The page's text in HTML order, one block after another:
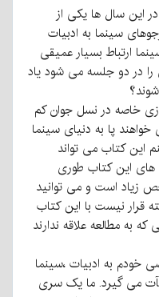
این سال ها یکی از
سینما به ادبیات
ارتباط بسیار عمیقی
را در دو جلسه می شود یاد
خاصه در نسل جوان کم
پا به دنیای سینما
این کتاب می تواند
این کتاب طوری
زیاد است و می توانید
قرار نیست با این کتاب
به مطالعه علاقه ندارند
خودم به ادبیات ،سینما
می گیرد. ما یک سری